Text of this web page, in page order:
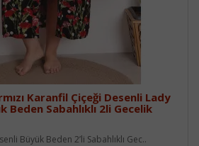
Karanfil Çiçeği Desenli Lady
Beden Sabahlıklı 2li Gecelik
Büyük Beden 2’li Sabahlıklı Gec..